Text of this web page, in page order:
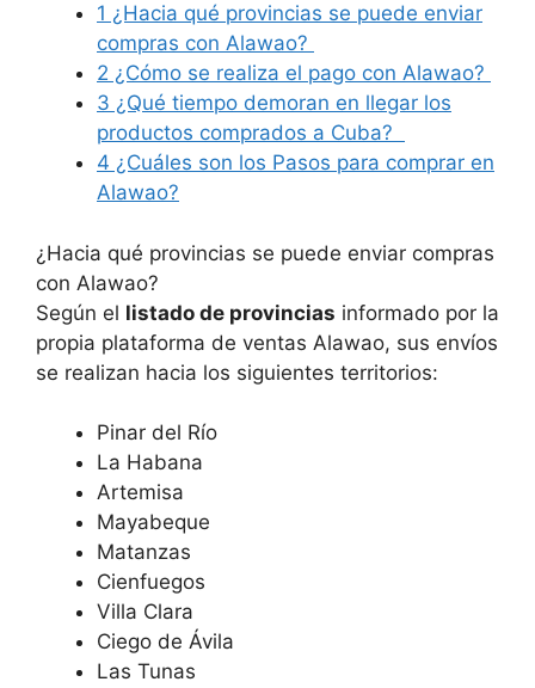
1 ¿Hacia qué provincias se puede enviar
compras con Alawao?
2 ¿Cómo se realiza el pago con Alawao?
3 ¿Qué tiempo demoran en llegar los
productos comprados a Cuba?
4 ¿Cuáles son los Pasos para comprar en
Alawao?
¿Hacia qué provincias se puede enviar compras
con Alawao?
Según el listado de provincias informado por la
propia plataforma de ventas Alawao, sus envíos
se realizan hacia los siguientes territorios:
Pinar del Río
La Habana
Artemisa
Mayabeque
Matanzas
Cienfuegos
Villa Clara
Ciego de Ávila
Las Tunas